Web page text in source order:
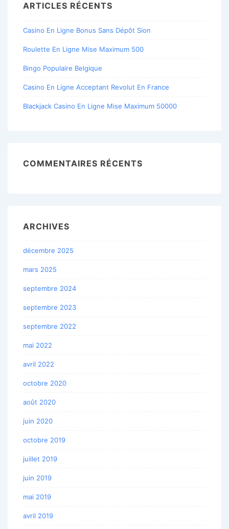
ARTICLES RÉCENTS
Casino En Ligne Bonus Sans Dépôt Sion
Roulette En Ligne Mise Maximum 500
Bingo Populaire Belgique
Casino En Ligne Acceptant Revolut En France
Blackjack Casino En Ligne Mise Maximum 50000
COMMENTAIRES RÉCENTS
ARCHIVES
décembre 2025
mars 2025
septembre 2024
septembre 2023
septembre 2022
mai 2022
avril 2022
octobre 2020
août 2020
juin 2020
octobre 2019
juillet 2019
juin 2019
mai 2019
avril 2019